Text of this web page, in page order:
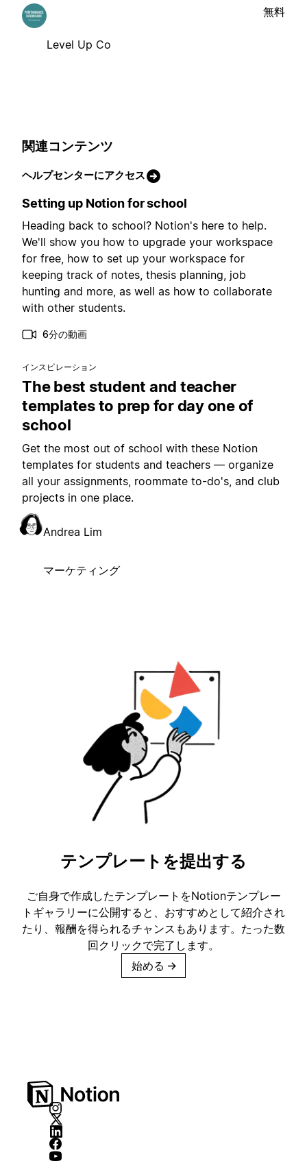
Level Up Co
無料
関連コンテンツ
ヘルプセンターにアクセス
Setting up Notion for school
Heading back to school? Notion's here to help.
We'll show you how to upgrade your workspace
for free, how to set up your workspace for
keeping track of notes, thesis planning, job
hunting and more, as well as how to collaborate
with other students.
6分の動画
インスピレーション
The best student and teacher
templates to prep for day one of
school
Get the most out of school with these Notion
templates for students and teachers — organize
all your assignments, roommate to-do's, and club
projects in one place.
Andrea Lim
マーケティング
テンプレートを提出する
ご自身で作成したテンプレートをNotionテンプレー
トギャラリーに公開すると、おすすめとして紹介され
たり、報酬を得られるチャンスもあります。たった数
回クリックで完了します。
始める →